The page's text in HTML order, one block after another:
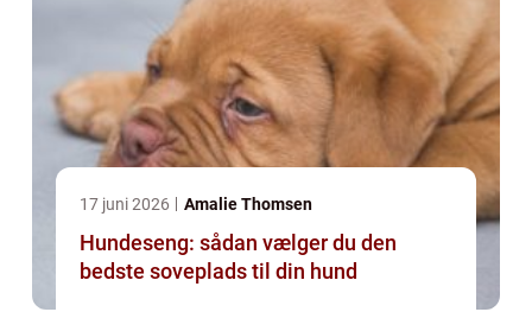
17 juni 2026 Amalie Thomsen
Hundeseng: sådan vælger du den
bedste soveplads til din hund